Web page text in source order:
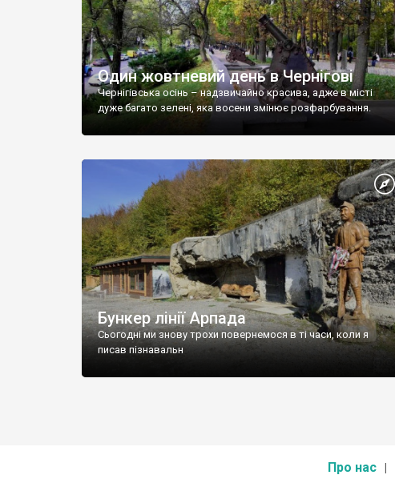
Один жовтневий день в Чернігові
Чернігівська осінь – надзвичайно красива, адже в місті
дуже багато зелені, яка восени змінює розфарбування.
Бункер лінії Арпада
Сьогодні ми знову трохи повернемося в ті часи, коли я
писав пізнавальн
Про нас